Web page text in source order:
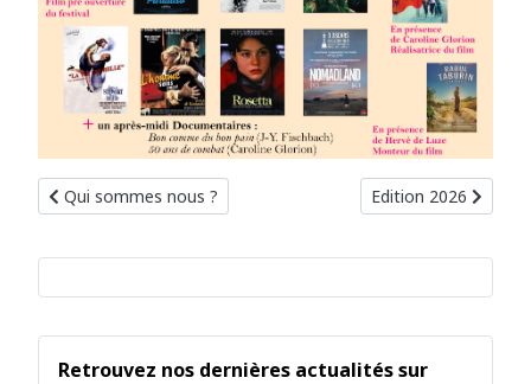
Retrouvez nos dernières actualités sur
Article précédent : Qui sommes nous ?
Qui sommes nous ? Article suivant :
Edition 2026